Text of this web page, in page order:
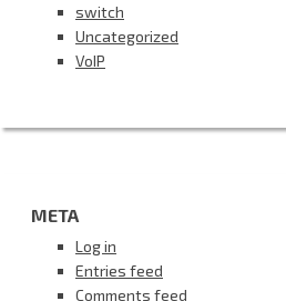
switch
Uncategorized
VoIP
META
Log in
Entries feed
Comments feed